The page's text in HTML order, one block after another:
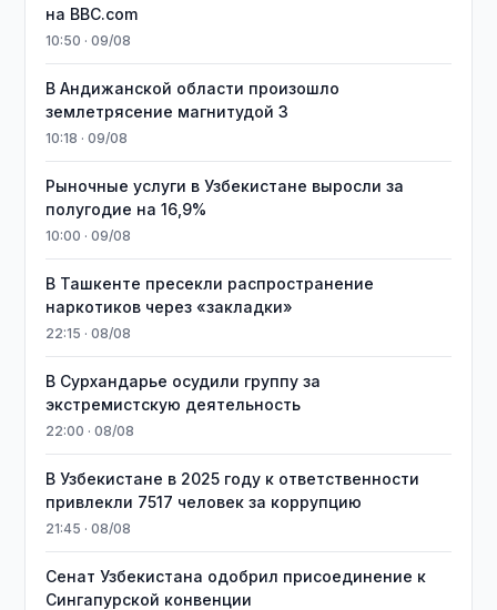
на BBC.com
10:50 · 09/08
В Андижанской области произошло
землетрясение магнитудой 3
10:18 · 09/08
Рыночные услуги в Узбекистане выросли за
полугодие на 16,9%
10:00 · 09/08
В Ташкенте пресекли распространение
наркотиков через «закладки»
22:15 · 08/08
В Сурхандарье осудили группу за
экстремистскую деятельность
22:00 · 08/08
В Узбекистане в 2025 году к ответственности
привлекли 7517 человек за коррупцию
21:45 · 08/08
Сенат Узбекистана одобрил присоединение к
Сингапурской конвенции